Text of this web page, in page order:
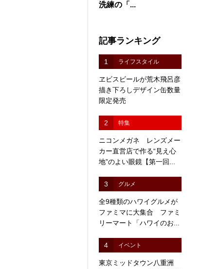
洗練の「...
記事ランキング
1 ライフスタイル
ヱビスビールが荒木飛呂彦
描き下ろしデザイン缶数量
限定発売
2 特集
ニコンメガネ レンズメー
カー直営店で作る“見え心
地”のよい眼鏡【第一回...
3 グルメ
全9種類のハワイグルメが
ファミマに大集合 ファミ
リーマート「ハワイのお...
4 イベント
東京ミッドタウン八重洲